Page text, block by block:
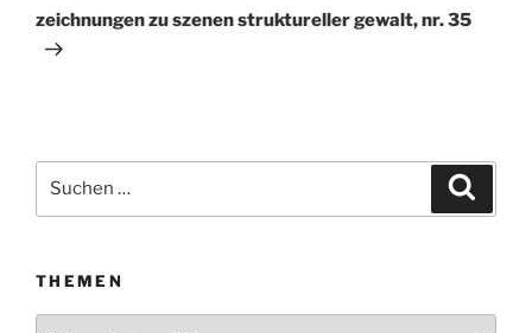
Beitrag
zeichnungen zu szenen struktureller gewalt, nr. 35
Suchen
THEMEN